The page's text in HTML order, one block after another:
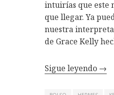
intuirías que este
que llegar. Ya
nuestra
de Grace Kelly
Sigue leyendo →